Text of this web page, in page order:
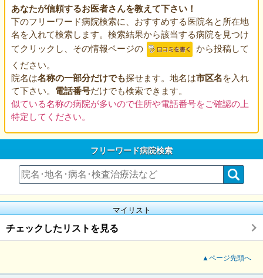
あなたが信頼するお医者さんを教えて下さい！
下のフリーワード病院検索に、おすすめする医院名と所在地
名を入れて検索します。検索結果から該当する病院を見つけ
てクリックし、その情報ページの
から投稿して
ください。
院名は名称の一部分だけでも探せます。地名は市区名を入れ
て下さい。 電話番号だけでも検索できます。
似ている名称の病院が多いので住所や電話番号をご確認の上
特定してください。
フリーワード病院検索
マイリスト
チェックしたリストを見る
▲ページ先頭へ